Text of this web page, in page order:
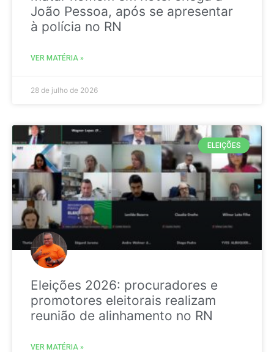
João Pessoa, após se apresentar
à polícia no RN
VER MATÉRIA »
28 de julho de 2026
ELEIÇÕES
Eleições 2026: procuradores e
promotores eleitorais realizam
reunião de alinhamento no RN
VER MATÉRIA »